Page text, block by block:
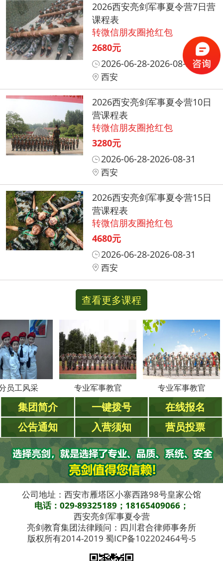
2026西安亮剑军事夏令营7日营
课程表
转微信朋友圈抢红包
2680元
2026-06-28-2026-08-31
西安
2026西安亮剑军事夏令营10日
营课程表
转微信朋友圈抢红包
3280元
2026-06-28-2026-08-31
西安
2026西安亮剑军事夏令营15日
营课程表
转微信朋友圈抢红包
4680元
2026-06-28-2026-08-31
西安
查看更多课程
风采 专业军事教官 专业军事教官
集团简介 一键拨号
在线报名
公告通知
入营须知 营员投票
公司地址：西安市雁塔区小寨西路98号皇家公馆
电话：029-89325189；18165409066；
西安亮剑军事夏令营
亮剑教育集团法律顾问：四川君合律师事务所
版权所有2014-2019 蜀ICP备102202464号-5